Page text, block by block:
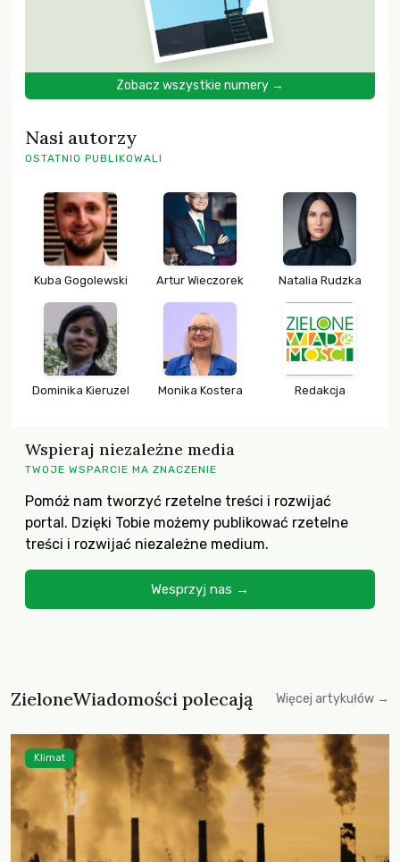
Zobacz wszystkie numery →
Nasi autorzy
OSTATNIO PUBLIKOWALI
Kuba Gogolewski Artur Wieczorek Natalia Rudzka
Dominika Kieruzel Monika Kostera Redakcja
Wspieraj niezależne media
TWOJE WSPARCIE MA ZNACZENIE
Pomóż nam tworzyć rzetelne treści i rozwijać
portal. Dzięki Tobie możemy publikować rzetelne
treści i rozwijać niezależne medium.
Wesprzyj nas →
ZieloneWiadomości polecają Więcej artykułów →
Klimat